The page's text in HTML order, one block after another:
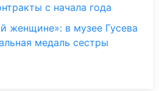
с начала года
женщине»: в музее Гусева
медаль сестры